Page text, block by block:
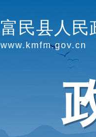
富民县人民
www.kmfm.gov.cn